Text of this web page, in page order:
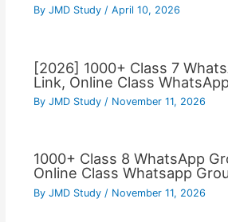
By JMD Study / April 10, 2026
[2026] 1000+ Class 7
Link, Online Class
By JMD Study / November 11, 2026
1000+ Class 8 WhatsApp
Online Class Whatsapp
By JMD Study / November 11, 2026